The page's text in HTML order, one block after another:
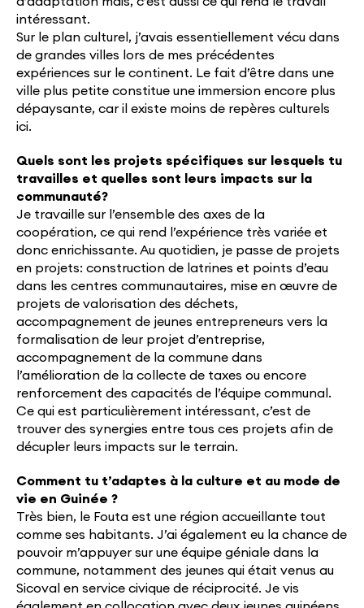
intéressant.
Sur le plan culturel, j’avais essentiellement vécu dans
de grandes villes lors de mes précédentes
expériences sur le continent. Le fait d’être dans une
ville plus petite constitue une immersion encore plus
dépaysante, car il existe moins de repères culturels
ici.
Quels sont les projets spécifiques sur lesquels tu
travailles et quelles sont leurs impacts sur la
communauté?
Je travaille sur l’ensemble des axes de la
coopération, ce qui rend l’expérience très variée et
donc enrichissante. Au quotidien, je passe de projets
en projets: construction de latrines et points d’eau
dans les centres communautaires, mise en œuvre de
projets de valorisation des déchets,
accompagnement de jeunes entrepreneurs vers la
formalisation de leur projet d’entreprise,
accompagnement de la commune dans
l’amélioration de la collecte de taxes ou encore
renforcement des capacités de l’équipe communal.
Ce qui est particulièrement intéressant, c’est de
trouver des synergies entre tous ces projets afin de
décupler leurs impacts sur le terrain.
Comment tu t’adaptes à la culture et au mode de
vie en Guinée ?
Très bien, le Fouta est une région accueillante tout
comme ses habitants. J’ai également eu la chance de
pouvoir m’appuyer sur une équipe géniale dans la
commune, notamment des jeunes qui était venus au
Sicoval en service civique de réciprocité. Je vis